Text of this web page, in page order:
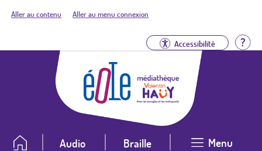
Aller au contenu Aller au menu connexion
Accessibilité
Audio Braille Menu